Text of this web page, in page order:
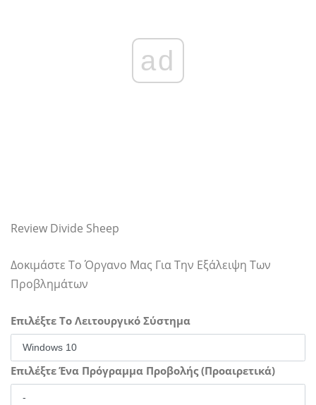
ad
Review Divide Sheep
Δοκιμάστε Το Όργανο Μας Για Την Εξάλειψη Των
Προβλημάτων
Επιλέξτε Το Λειτουργικό Σύστημα
Επιλέξτε Ένα Πρόγραμμα Προβολής (Προαιρετικά)